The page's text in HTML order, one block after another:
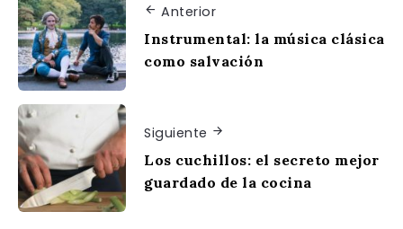
Anterior
Instrumental: la música clásica
como salvación
Siguiente
Los cuchillos: el secreto mejor
guardado de la cocina